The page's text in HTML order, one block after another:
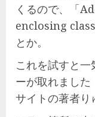
くるので、「
enclosing
とか。
これを試すと
ーが取れました
サイトの著者り